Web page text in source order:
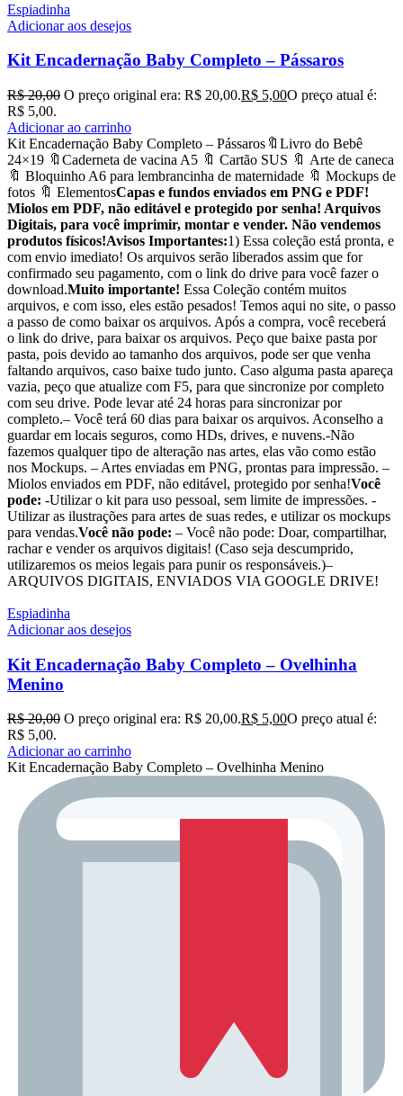
Espiadinha
Adicionar aos desejos
Kit Encadernação Baby Completo – Pássaros
R$20,00 O preço original era: R$ 20,00.R$ 5,00O preço atual é:
R$ 5,00.
Adicionar ao carrinho
Kit Encadernação Baby Completo – Pássaros🔖Livro do Bebê
24×19 🔖Caderneta de vacina A5 🔖 Cartão SUS 🔖 Arte de caneca
🔖 Bloquinho A6 para lembrancinha de maternidade 🔖 Mockups de
fotos 🔖 ElementosCapas e fundos enviados em PNG e PDF!
Miolos em PDF, não editável e protegido por senha! Arquivos
Digitais, para você imprimir, montar e vender. Não vendemos
produtos físicos!Avisos Importantes:1) Essa coleção está pronta, e
com envio imediato! Os arquivos serão liberados assim que for
confirmado seu pagamento, com o link do drive para você fazer o
download.Muito importante! Essa Coleção contém muitos
arquivos, e com isso, eles estão pesados! Temos aqui no site, o passo
a passo de como baixar os arquivos. Após a compra, você receberá
o link do drive, para baixar os arquivos. Peço que baixe pasta por
pasta, pois devido ao tamanho dos arquivos, pode ser que venha
faltando arquivos, caso baixe tudo junto. Caso alguma pasta apareça
vazia, peço que atualize com F5, para que sincronize por completo
com seu drive. Pode levar até 24 horas para sincronizar por
completo.– Você terá 60 dias para baixar os arquivos. Aconselho a
guardar em locais seguros, como HDs, drives, e nuvens.-Não
fazemos qualquer tipo de alteração nas artes, elas vão como estão
nos Mockups. – Artes enviadas em PNG, prontas para impressão. –
Miolos enviados em PDF, não editável, protegido por senha!Você
pode: -Utilizar o kit para uso pessoal, sem limite de impressões. -
Utilizar as ilustrações para artes de suas redes, e utilizar os mockups
para vendas.Você não pode: – Você não pode: Doar, compartilhar,
rachar e vender os arquivos digitais! (Caso seja descumprido,
utilizaremos os meios legais para punir os responsáveis.)–
ARQUIVOS DIGITAIS, ENVIADOS VIA GOOGLE DRIVE!
Espiadinha
Adicionar aos desejos
Kit Encadernação Baby Completo – Ovelhinha
Menino
R$20,00 O preço original era: R$ 20,00.R$ 5,00O preço atual é:
R$ 5,00.
Adicionar ao carrinho
Kit Encadernação Baby Completo – Ovelhinha Menino